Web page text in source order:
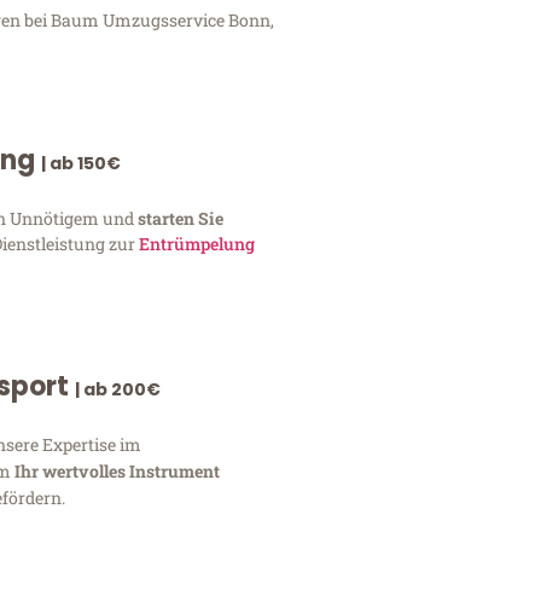
bei Baum Umzugsservice Bonn,
| ab 150€
Unnötigem und starten Sie
zurEntrümpelung
| ab 200€
Expertise im
Ihr wertvolles Instrument